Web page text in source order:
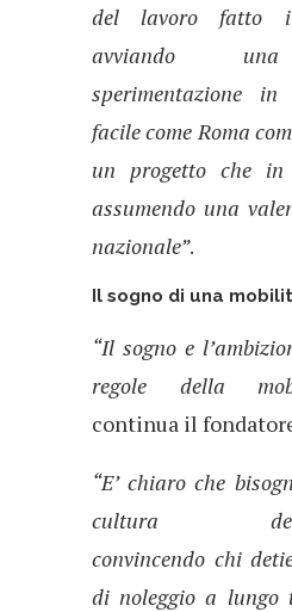
del lavoro fatto
avviando una
sperimentazione
facile come Roma
un progetto che in
assumendo una
nazionale”.
Il sogno di una
“Il sogno e
regole della
continua il
“E’ chiaro che
cultura
convincendo chi
di noleggio a lungo